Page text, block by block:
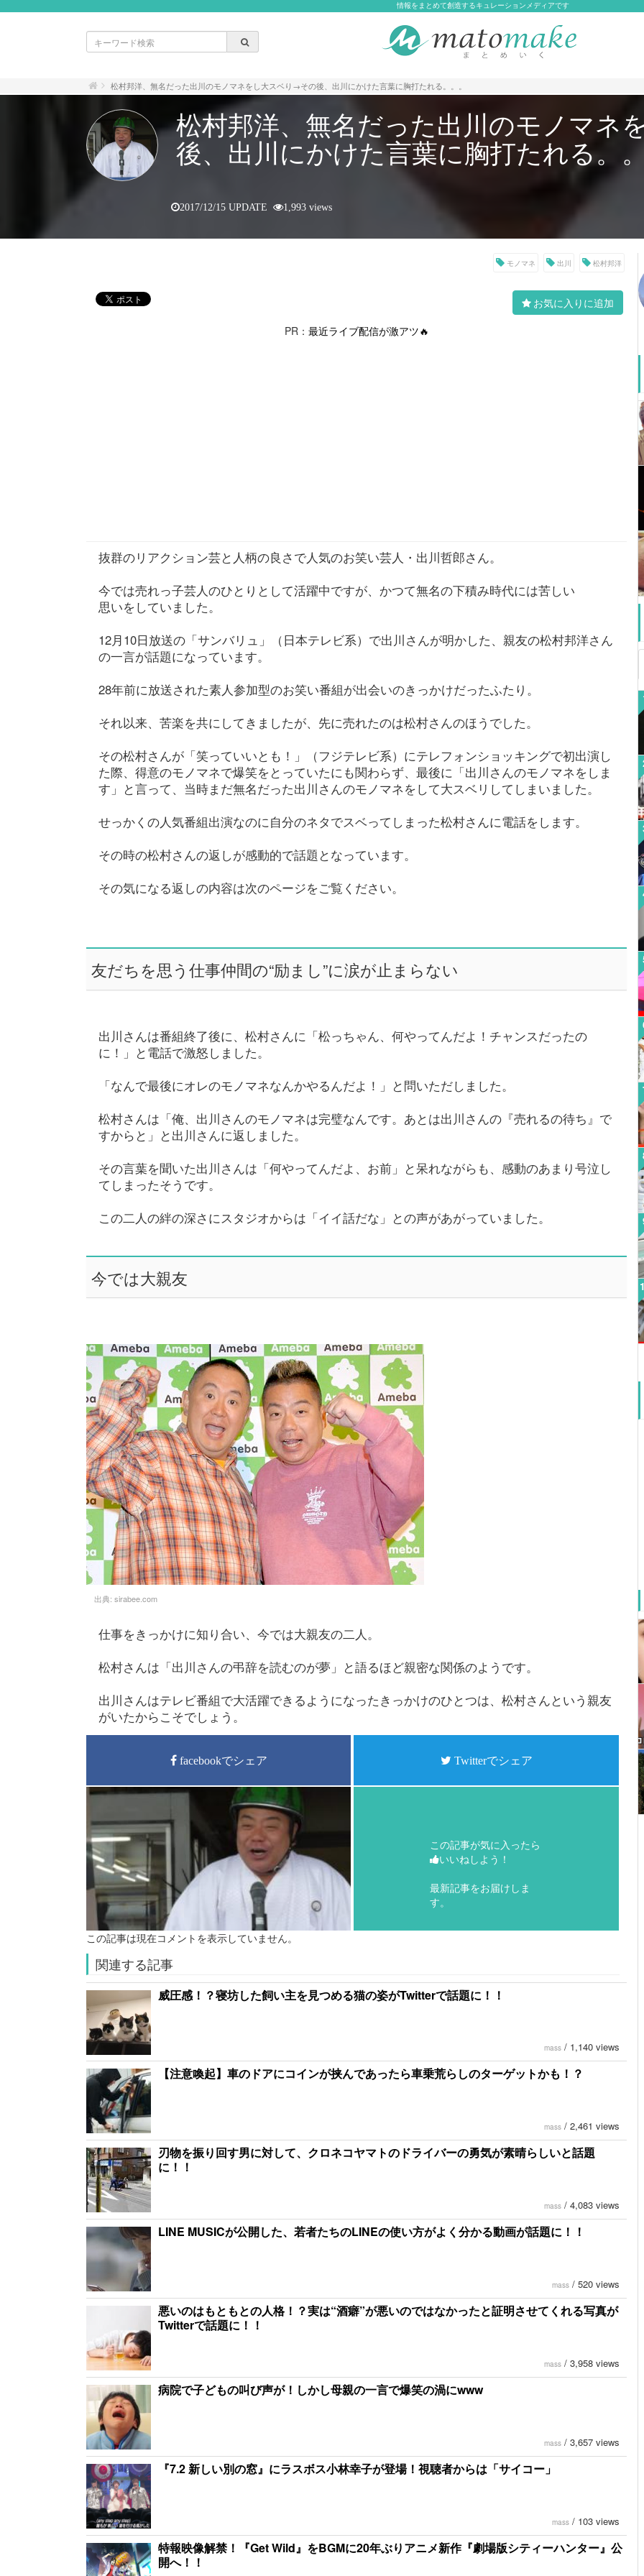
情報をまとめて創造するキュレーションメディアです
松村邦洋、無名だった出川のモノマネをし大スベり→その後、出川にかけた言葉に胸打たれる。。。
松村邦洋、無名だった出川のモノマネ
後、出川にかけた言葉に胸打たれる。
2017/12/15 UPDATE 1,993 views
モノマネ 出川 松村邦洋
お気に入りに追加
PR： 最近ライブ配信が激アツ🔥
抜群のリアクション芸と人柄の良さで人気のお笑い芸人・出川哲郎さん。
今では売れっ子芸人のひとりとして活躍中ですが、かつて無名の下積み時代には苦しい
思いをしていました。
12月10日放送の「サンバリュ」（日本テレビ系）で出川さんが明かした、親友の松村邦洋さん
の一言が話題になっています。
28年前に放送された素人参加型のお笑い番組が出会いのきっかけだったふたり。
それ以来、苦楽を共にしてきましたが、先に売れたのは松村さんのほうでした。
その松村さんが「笑っていいとも！」（フジテレビ系）にテレフォンショッキングで初出演し
た際、得意のモノマネで爆笑をとっていたにも関わらず、最後に「出川さんのモノマネをしま
す」と言って、当時まだ無名だった出川さんのモノマネをして大スベリしてしまいました。
せっかくの人気番組出演なのに自分のネタでスベってしまった松村さんに電話をします。
その時の松村さんの返しが感動的で話題となっています。
その気になる返しの内容は次のページをご覧ください。
友だちを思う仕事仲間の“励まし”に涙が止まらない
出川さんは番組終了後に、松村さんに「松っちゃん、何やってんだよ！チャンスだったの
に！」と電話で激怒しました。
「なんで最後にオレのモノマネなんかやるんだよ！」と問いただしました。
松村さんは「俺、出川さんのモノマネは完璧なんです。あとは出川さんの『売れるの待ち』で
すからと」と出川さんに返しました。
その言葉を聞いた出川さんは「何やってんだよ、お前」と呆れながらも、感動のあまり号泣し
てしまったそうです。
この二人の絆の深さにスタジオからは「イイ話だな」との声があがっていました。
今では大親友
出典: sirabee.com
仕事をきっかけに知り合い、今では大親友の二人。
松村さんは「出川さんの弔辞を読むのが夢」と語るほど親密な関係のようです。
出川さんはテレビ番組で大活躍できるようになったきっかけのひとつは、松村さんという親友
がいたからこそでしょう。
facebookでシェア Twitterでシェア
この記事が気に入ったら
いいねしよう！
最新記事をお届けしま
す。
この記事は現在コメントを表示していません。
関連する記事
威圧感！？寝坊した飼い主を見つめる猫の姿がTwitterで話題に！！
mass / 1,140 views
【注意喚起】車のドアにコインが挟んであったら車乗荒らしのターゲットかも！？
mass / 2,461 views
刃物を振り回す男に対して、クロネコヤマトのドライバーの勇気が素晴らしいと話題
に！！
mass / 4,083 views
LINE MUSICが公開した、若者たちのLINEの使い方がよく分かる動画が話題に！！
mass / 520 views
悪いのはもともとの人格！？実は“酒癖”が悪いのではなかったと証明させてくれる写真が
Twitterで話題に！！
mass / 3,958 views
病院で子どもの叫び声が！しかし母親の一言で爆笑の渦にwww
mass / 3,657 views
『7.2 新しい別の窓』にラスボス小林幸子が登場！視聴者からは「サイコー」
mass / 103 views
特報映像解禁！『Get Wild』をBGMに20年ぶりアニメ新作『劇場版シティーハンター』公
開へ！！